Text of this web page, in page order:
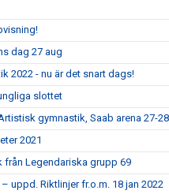
dag 27 aug
2022 - nu är det snart dags!
slottet
gymnastik, Saab arena 27-
2021
från Legendariska grupp 69
uppd. Riktlinjer fr.o.m. 18 jan 2022